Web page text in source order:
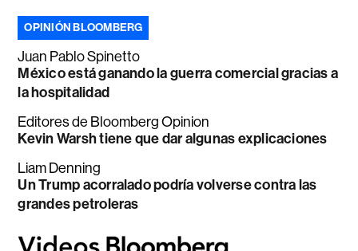
OPINIÓN BLOOMBERG
Juan Pablo Spinetto
México está ganando la guerra comercial gracias a
la hospitalidad
Editores de Bloomberg Opinion
Kevin Warsh tiene que dar algunas explicaciones
Liam Denning
Un Trump acorralado podría volverse contra las
grandes petroleras